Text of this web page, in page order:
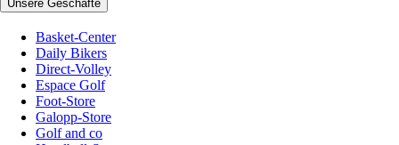
Unsere Geschäfte
Basket-Center
Daily Bikers
Direct-Volley
Espace Golf
Foot-Store
Galopp-Store
Golf and co